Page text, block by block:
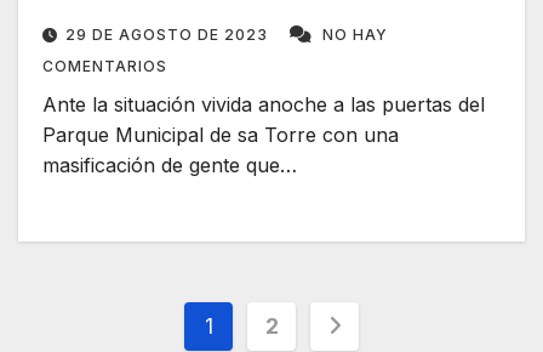
Agustín
29 DE AGOSTO DE 2023
NO HAY
COMENTARIOS
Ante la situación vivida anoche a las puertas del
Parque Municipal de sa Torre con una
masificación de gente que…
Paginación
1 2